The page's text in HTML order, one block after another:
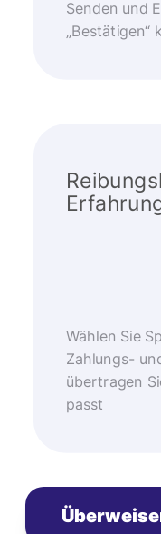
Senden und
„Bestätigen“
Wählen Sie
Zahlungs-
übertragen
passt